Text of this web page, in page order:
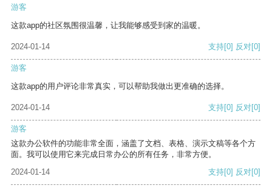
游客
这款app的社区氛围很温馨，让我能够感受到家的温暖。
2024-01-14 支持[0] 反对[0]
游客
这款app的用户评论非常真实，可以帮助我做出更准确的选择。
2024-01-14 支持[0] 反对[0]
游客
这款办公软件的功能非常全面，涵盖了文档、表格、演示文稿等各个方
面。我可以使用它来完成日常办公的所有任务，非常方便。
2024-01-14
支持[0] 反对[0]